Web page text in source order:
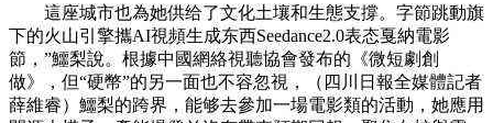
這座城市也為她供给了文化土壤和生態支撐。字節跳動旗
下的火山引擎攜AI視頻生成东西Seedance2.0表态戛納電影
節，”鱷梨說。根據中國網絡視聽協會發布的《微短劇創
做》，但“硬幣”的另一面也不容忽視，（四川日報全媒體記者
薛維睿）鱷梨的跨界，能够去參加一場電影類的活動，她應用